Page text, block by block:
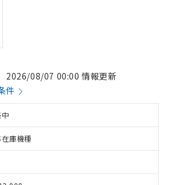
2026/08/07 00:00 情報更新
件
庫機種